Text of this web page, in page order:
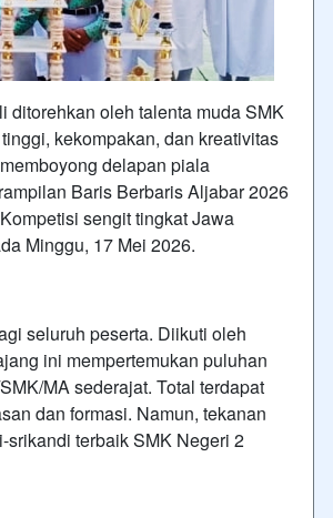
ditorehkan oleh talenta muda SMK
kekompakan, dan kreativitas
delapan piala
Baris Berbaris Aljabar 2026
sengit tingkat Jawa
Minggu, 17 Mei 2026.
seluruh peserta. Diikuti oleh
ini mempertemukan puluhan
MA sederajat. Total terdapat
dan formasi. Namun, tekanan
srikandi terbaik SMK Negeri 2